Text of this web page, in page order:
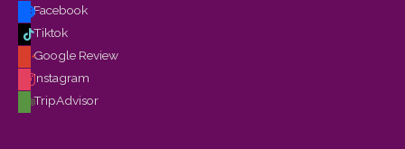
Facebook
Tiktok
Google Review
Instagram
TripAdvisor